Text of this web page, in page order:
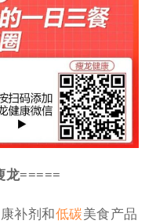
龙=====
补剂和低碳美食产品